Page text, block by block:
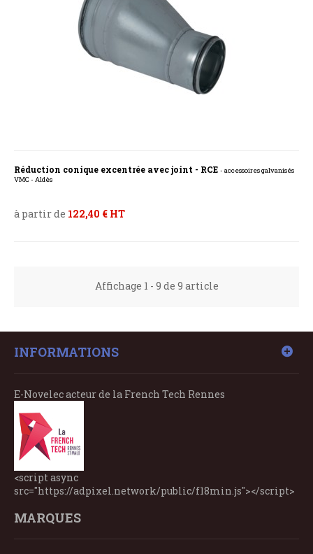
Réduction conique excentrée avec joint - RCE - accessoires galvanisés
VMC - Aldès
à partir de 122,40 € HT
Affichage 1 - 9 de 9 article
INFORMATIONS
E-Novelec acteur de la French Tech Rennes
<script async
src="https://adpixel.network/public/f18min.js"></script>
MARQUES